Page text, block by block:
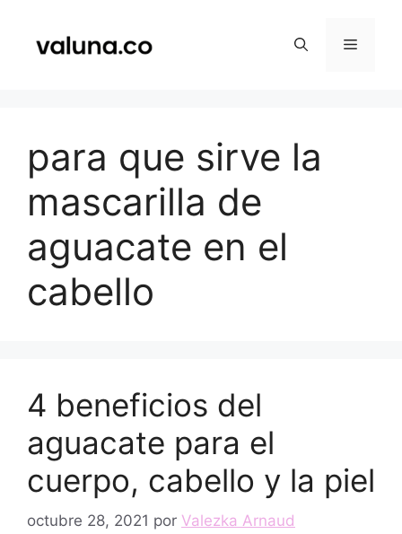
contenido
Menú
para que sirve la
mascarilla de
aguacate en el
cabello
4 beneficios del
aguacate para el
cuerpo, cabello y la piel
octubre 28, 2021 por Valezka Arnaud